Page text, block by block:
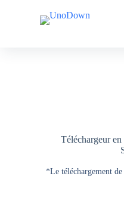
Téléchargeur
*Le téléchargement